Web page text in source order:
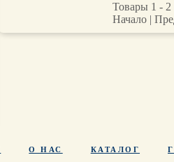
Товары 1 - 2
Начало |
О НАС КАТАЛОГ